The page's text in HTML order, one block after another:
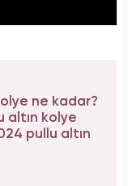
ne kadar?
altın kolye
pullu altın